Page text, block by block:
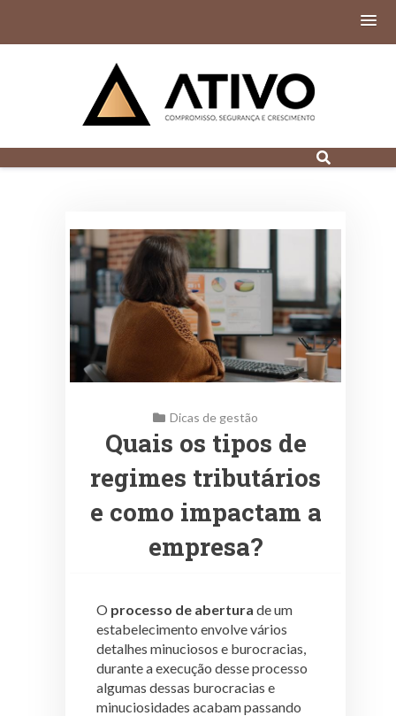
Contabilidade
Digital em Porto
Dicas de gestão
Quais os tipos de
regimes tributários
e como impactam a
empresa?
O processo de abertura de um
estabelecimento envolve vários
detalhes minuciosos e burocracias,
durante a execução desse processo
algumas dessas burocracias e
minuciosidades acabam passando